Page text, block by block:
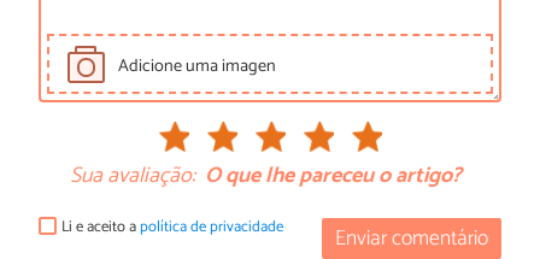
Adicione uma imagen
Sua avaliação: O que lhe pareceu o artigo?
Enviar comentário
Li e aceito apolítica de privacidade